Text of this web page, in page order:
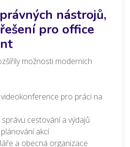
nástrojů,
pro office
možnosti moderních
pro práci na
cestování a výdajů
akcí
a obecná organizace